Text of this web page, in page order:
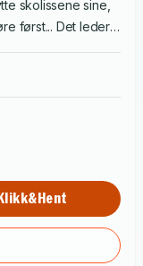
skolissene sine,
først... Det leder